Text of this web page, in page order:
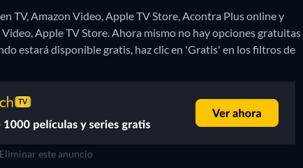
TV, Amazon Video, Apple TV Store, Acontra Plus online y
Apple TV Store.Ahora mismo no hay opciones gratuitas
estará disponible gratis, haz clic en 'Gratis' en los filtros de
Eliminar este anuncio